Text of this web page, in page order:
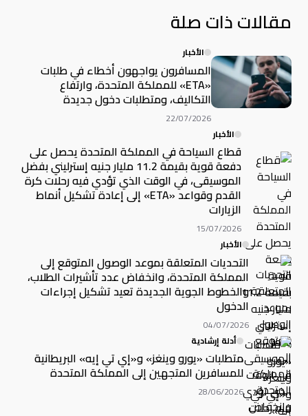
مقالات ذات صلة
الأخبار
المسافرون يواجهون أخطاء في طلبات
«ETA» للمملكة المتحدة، وارتفاع
التكاليف، ومتطلبات دخول جديدة
22/07/2026
الأخبار
قطاع السياحة في المملكة المتحدة يحصل على
دفعة قوية بقيمة 11.2 مليار جنيه إسترليني بفضل
الموسيقى، في الوقت الذي تؤدي فيه رحلات كرة
القدم وقواعد «ETA» إلى إعادة تشكيل أنماط
الزيارات
15/07/2026
الأخبار
التحديات المتعلقة بموعد الوصول المتوقع إلى
المملكة المتحدة، وانخفاض عدد تأشيرات الطلاب،
والخطوط الجوية الجديدة تعيد تشكيل إجراءات
الدخول
04/07/2026
أدلة إرشادية
متطلبات «يورو وينغز» و«إي تي إيه» البريطانية
للمسافرين المتجهين إلى المملكة المتحدة
28/06/2026